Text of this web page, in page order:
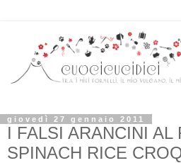
giovedì 27 gennaio 2011
I FALSI ARANCINI AL
SPINACH RICE